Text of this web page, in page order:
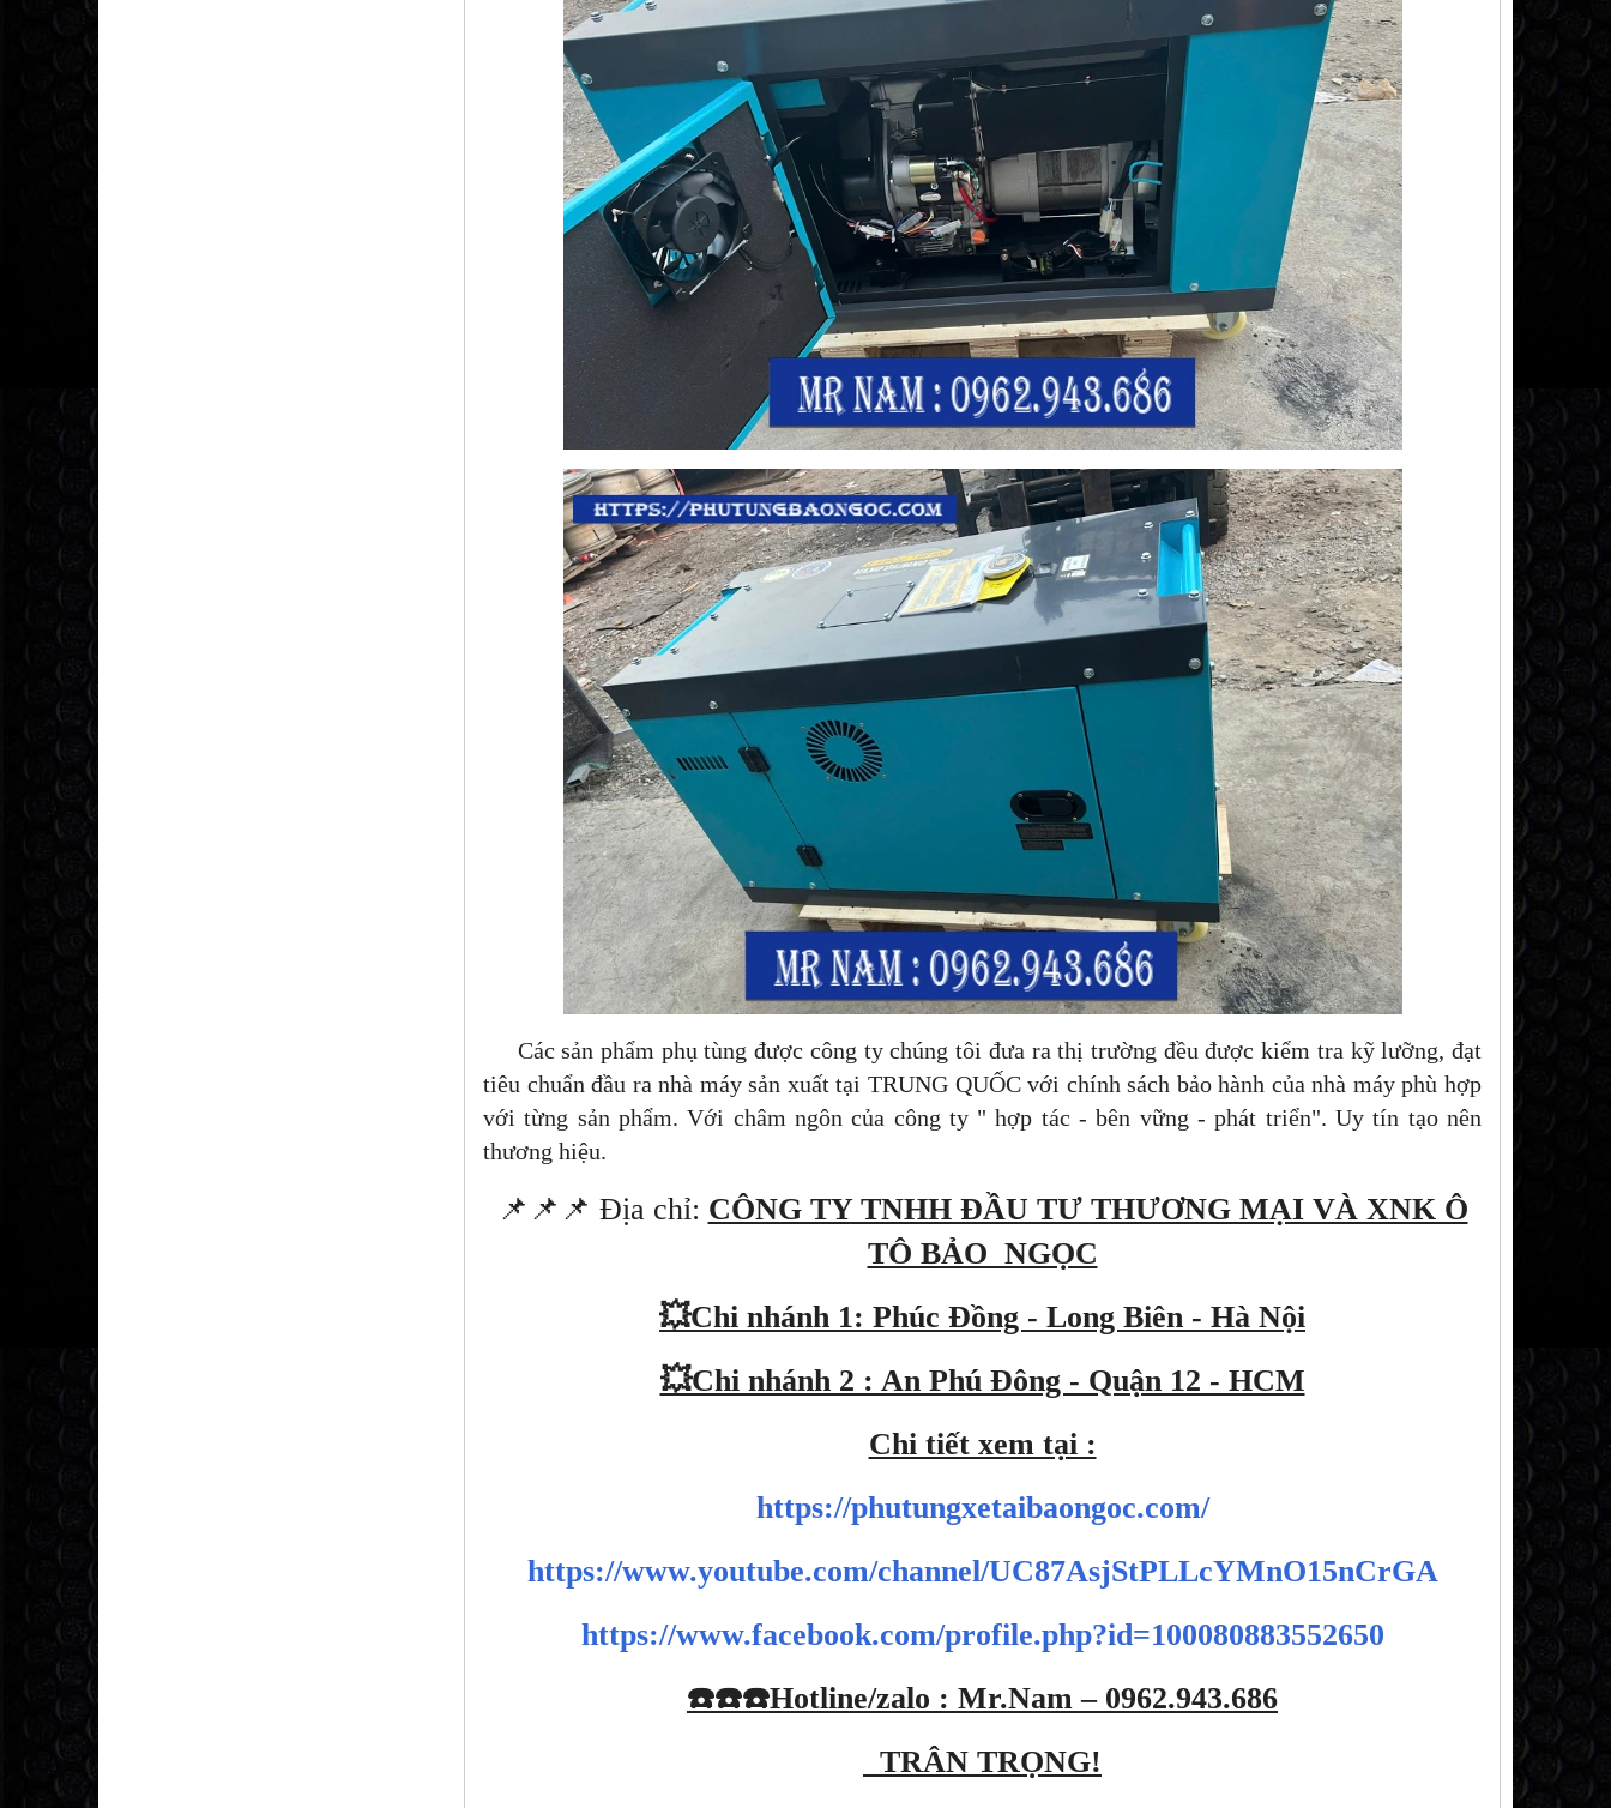
Các sản phẩm phụ tùng được công ty chúng tôi đưa ra thị trường đều được kiểm tra kỹ lưỡng, đạt
tiêu chuẩn đầu ra nhà máy sản xuất tại TRUNG QUỐC với chính sách bảo hành của nhà máy phù hợp
với từng sản phẩm. Với châm ngôn của công ty " hợp tác - bên vững - phát triển". Uy tín tạo nên
thương hiệu.
📌📌📌 Địa chỉ: CÔNG TY TNHH ĐẦU TƯ THƯƠNG MẠI VÀ XNK Ô
TÔ BẢO NGỌC
💥Chi nhánh 1: Phúc Đồng - Long Biên - Hà Nội
💥Chi nhánh 2 : An Phú Đông - Quận 12 - HCM
Chi tiết xem tại :
https://phutungxetaibaongoc.com/
https://www.youtube.com/channel/UC87AsjStPLLcYMnO15nCrGA
https://www.facebook.com/profile.php?id=100080883552650
☎️☎☎️Hotline/zalo : Mr.Nam – 0962.943.686
TRÂN TRỌNG!